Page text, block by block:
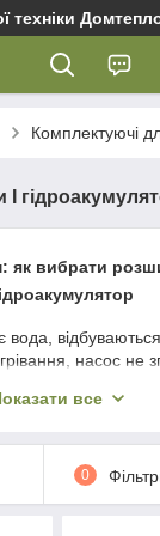
техніки
Комплектуючі
як вибрати
вода,
насос не
ємностей:
купити
бак для
все
0